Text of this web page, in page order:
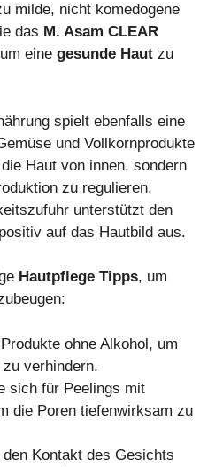
milde, nicht komedogene
das M. Asam CLEAR
eine gesunde Haut zu
spielt ebenfalls eine
und Vollkornprodukte
Haut von innen, sondern
zu regulieren.
unterstützt den
auf das Hautbild aus.
Hautpflege Tipps, um
ohne Alkohol, um
verhindern.
sich für Peelings mit
die Poren tiefenwirksam zu
Kontakt des Gesichts